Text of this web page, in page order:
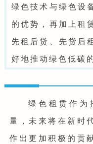
绿色技术与绿色设
的优势，再加上租
先租后贷、先贷后
好地推动绿色低碳
绿色租赁作为
量，未来将在新时
作出更加积极的贡